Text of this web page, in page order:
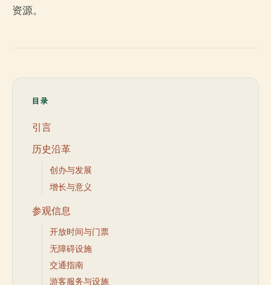
资源。
目录
引言
历史沿革
创办与发展
增长与意义
参观信息
开放时间与门票
无障碍设施
交通指南
游客服务与设施